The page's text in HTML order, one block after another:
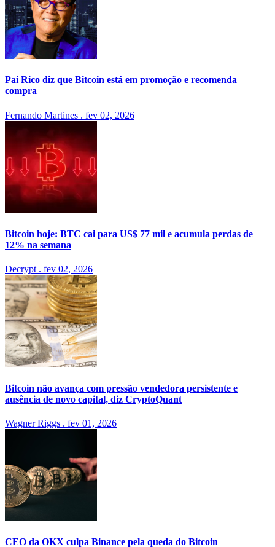
Pai Rico diz que Bitcoin está em promoção e recomenda
compra
Fernando Martines . fev 02, 2026
Bitcoin hoje: BTC cai para US$ 77 mil e acumula perdas de
12% na semana
Decrypt . fev 02, 2026
Bitcoin não avança com pressão vendedora persistente e
ausência de novo capital, diz CryptoQuant
Wagner Riggs . fev 01, 2026
CEO da OKX culpa Binance pela queda do Bitcoin